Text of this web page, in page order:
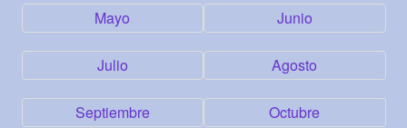
Mayo Junio
Julio Agosto
Septiembre Octubre